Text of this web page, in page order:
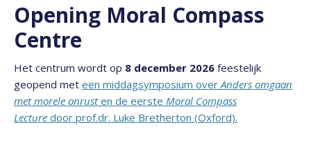
Opening Moral Compass
Centre
Het centrum wordt op 8 december 2026 feestelijk
geopend met een middagsymposium overAnders omgaan
met morele onrusten de eerste Moral Compass
Lecture door prof.dr. Luke Bretherton (Oxford).